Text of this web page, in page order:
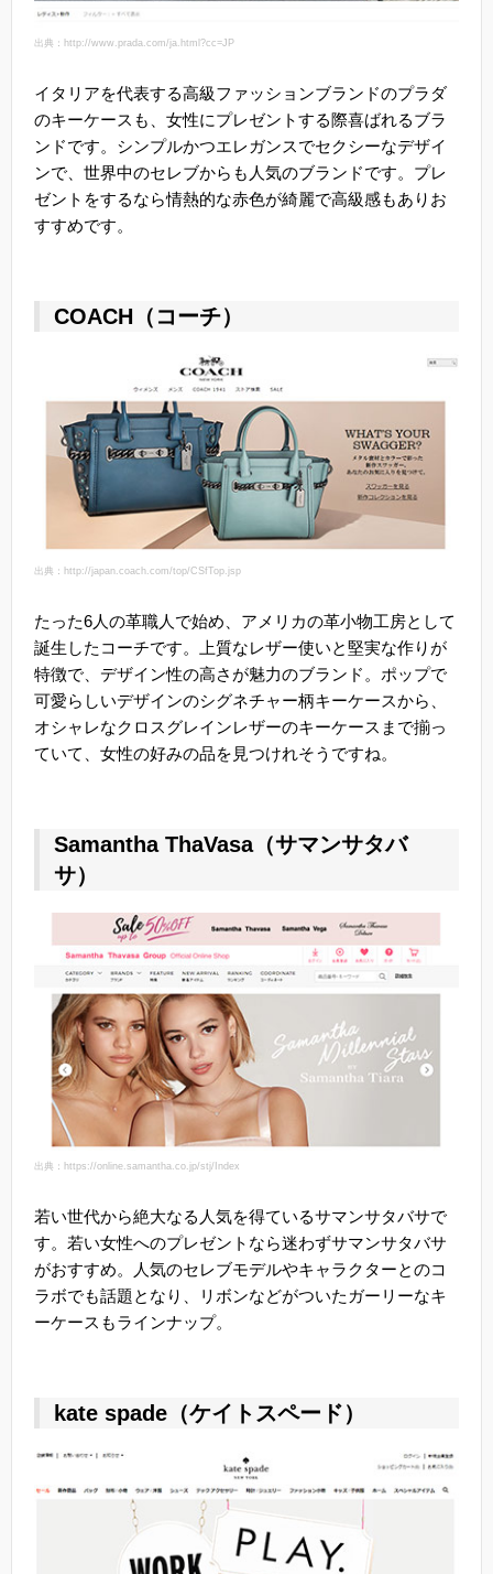
出典：http://www.prada.com/ja.html?cc=JP
イタリアを代表する高級ファッションブランドのプラダ
のキーケースも、女性にプレゼントする際喜ばれるブラ
ンドです。シンプルかつエレガンスでセクシーなデザイ
ンで、世界中のセレブからも人気のブランドです。プレ
ゼントをするなら情熱的な赤色が綺麗で高級感もありお
すすめです。
COACH（コーチ）
出典：http://japan.coach.com/top/CSfTop.jsp
たった6人の革職人で始め、アメリカの革小物工房として
誕生したコーチです。上質なレザー使いと堅実な作りが
特徴で、デザイン性の高さが魅力のブランド。ポップで
可愛らしいデザインのシグネチャー柄キーケースから、
オシャレなクロスグレインレザーのキーケースまで揃っ
ていて、女性の好みの品を見つけれそうですね。
Samantha ThaVasa（サマンサタバ
サ）
出典：https://online.samantha.co.jp/stj/Index
若い世代から絶大なる人気を得ているサマンサタバサで
す。若い女性へのプレゼントなら迷わずサマンサタバサ
がおすすめ。人気のセレブモデルやキャラクターとのコ
ラボでも話題となり、リボンなどがついたガーリーなキ
ーケースもラインナップ。
kate spade（ケイトスペード）